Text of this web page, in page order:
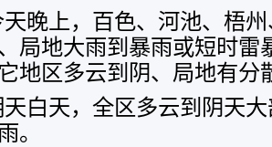
天晚上，百色、河池、梧
局地大雨到暴雨或短时雷
地区多云到阴、局地有分
天白天，全区多云到阴天
。